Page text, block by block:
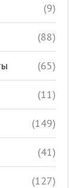
(9)
(88)
(65)
(11)
(149)
(41)
(127)